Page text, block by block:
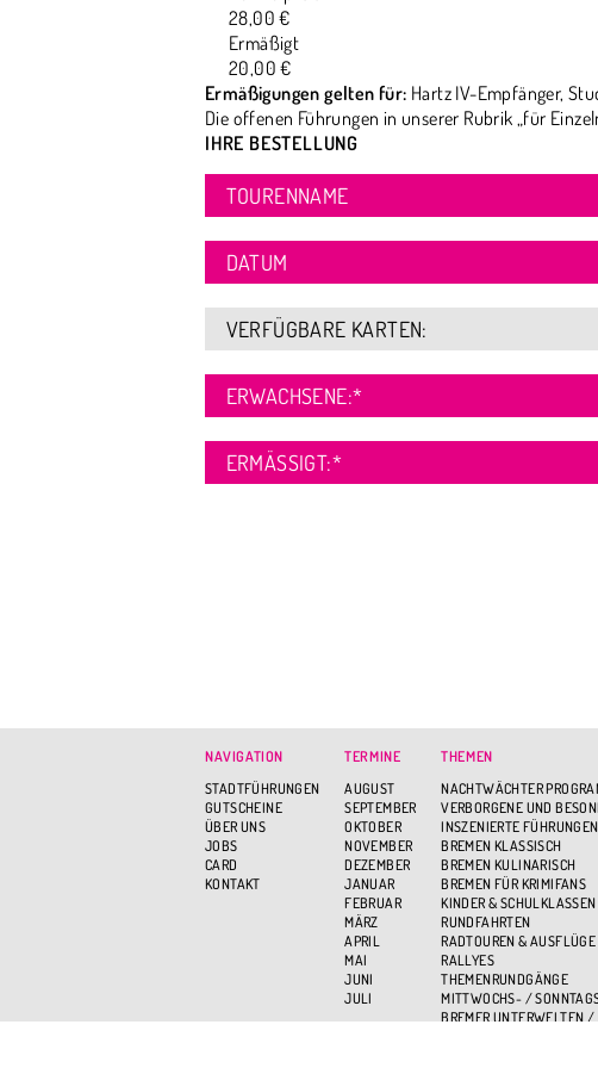
28,00 €
Ermäßigt
20,00 €
Ermäßigungen gelten für: Hartz IV-Empfänger,
Die offenen Führungen in unserer Rubrik „für
IHRE BESTELLUNG
TOURENNAME
DATUM
VERFÜGBARE KARTEN:
ERWACHSENE:*
ERMÄSSIGT: *
NAVIGATION
STADTFÜHRUNGEN
GUTSCHEINE
ÜBER UNS
JOBS
CARD
KONTAKT
TERMINE
AUGUST
SEPTEMBER
OKTOBER
NOVEMBER
DEZEMBER
JANUAR
FEBRUAR
MÄRZ
APRIL
MAI
JUNI
JULI
THEMEN
NACHTWÄCHTER
VERBORGENE UND
INSZENIERTE FÜHRUNGEN
BREMEN KLASSISCH
BREMEN KULINARISCH
BREMEN FÜR KRIMIFANS
KINDER &
RUNDFAHRTEN
RADTOUREN & AUSFLÜGE
RALLYES
THEMENRUNDGÄNGE
MITTWOCHS- /
BREMER UNTERWELTEN /